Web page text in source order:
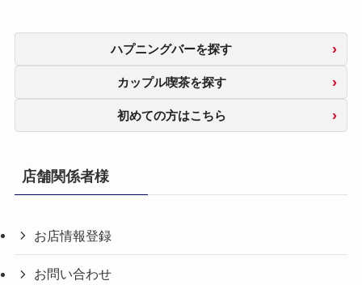
ハプニングバーを探す
カップル喫茶を探す
初めての方はこちら
店舗関係者様
お店情報登録
お問い合わせ